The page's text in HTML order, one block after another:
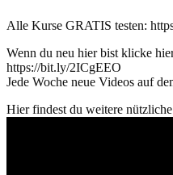
Alle Kurse GRATIS testen:
Wenn du neu hier bist klicke
https://bit.ly/2ICgEEO
Jede Woche neue Videos auf
Hier findest du weitere